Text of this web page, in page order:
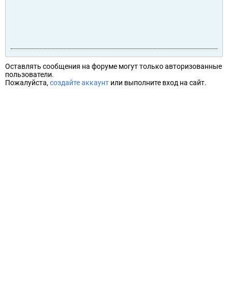
Оставлять сообщения на форуме могут только авторизованные
пользователи.
Пожалуйста, создайте аккаунт или выполните вход на сайт.